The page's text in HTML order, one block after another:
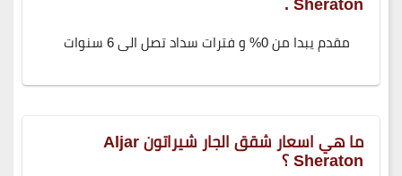
مقدم يبدا من 0% و فترات سداد تصل الى 6 سنوات
ما هي اسعار شقق الجار شيراتون Aljar
Sheraton ؟